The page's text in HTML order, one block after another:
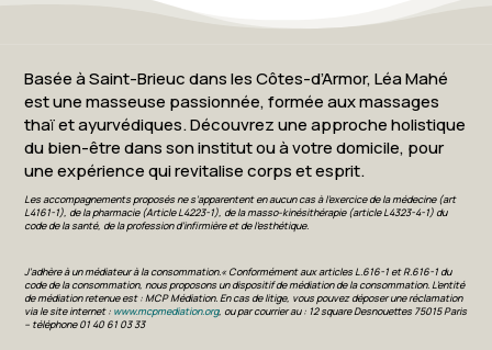
Basée à Saint-Brieuc dans les Côtes-d’Armor, Léa Mahé
est une masseuse passionnée, formée aux massages
thaï et ayurvédiques. Découvrez une approche holistique
du bien-être dans son institut ou à votre domicile, pour
une expérience qui revitalise corps et esprit.
Les accompagnements proposés ne s’apparentent en aucun cas à l’exercice de la médecine (art
L4161-1), de la pharmacie (Article L4223-1), de la masso-kinésithérapie (article L4323-4-1) du
code de la santé, de la profession d’infirmière et de l’esthétique.
J’adhère à un médiateur à la consommation.« Conformément aux articles L.616-1 et R.616-1 du
code de la consommation, nous proposons un dispositif de médiation de la consommation. L’entité
de médiation retenue est : MCP Médiation. En cas de litige, vous pouvez déposer une réclamation
via le site internet : www.mcpmediation.org, ou par courrier au : 12 square Desnouettes 75015 Paris
– téléphone 01 40 61 03 33